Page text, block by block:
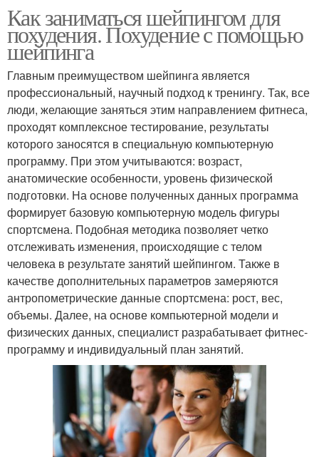
Как заниматься шейпингом для
похудения. Похудение с помощью
шейпинга
Главным преимуществом шейпинга является
профессиональный, научный подход к тренингу. Так, все
люди, желающие заняться этим направлением фитнеса,
проходят комплексное тестирование, результаты
которого заносятся в специальную компьютерную
программу. При этом учитываются: возраст,
анатомические особенности, уровень физической
подготовки. На основе полученных данных программа
формирует базовую компьютерную модель фигуры
спортсмена. Подобная методика позволяет четко
отслеживать изменения, происходящие с телом
человека в результате занятий шейпингом. Также в
качестве дополнительных параметров замеряются
антропометрические данные спортсмена: рост, вес,
объемы. Далее, на основе компьютерной модели и
физических данных, специалист разрабатывает фитнес-
программу и индивидуальный план занятий.